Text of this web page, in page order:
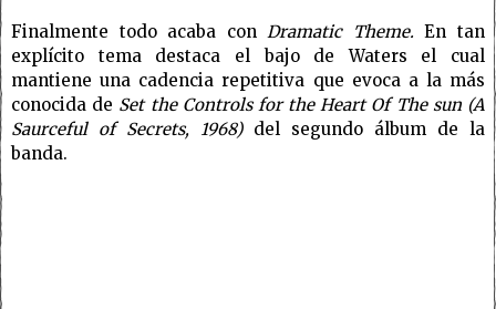
Finalmente todo acaba conDramatic Theme.En tan
explícito tema destaca el bajo de Waters el cual
mantiene una cadencia repetitiva que evoca a la más
conocida de Set the Controls for the Heart Of The sun (A
Saurceful of Secrets, 1968) del segundo álbum de la
banda.